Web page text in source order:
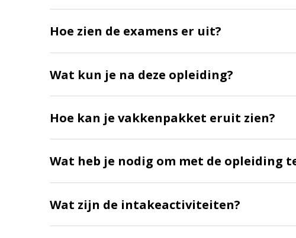
Hoe zien de examens er uit?
Wat kun je na deze opleiding?
Hoe kan je vakkenpakket eruit zien?
Wat heb je nodig om met de opleiding
Wat zijn de intakeactiviteiten?